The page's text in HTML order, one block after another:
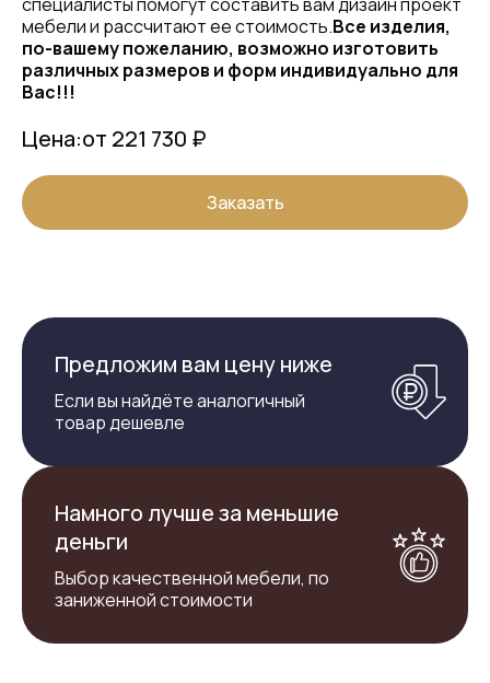
специалисты помогут составить вам дизайн проект
мебели и рассчитают ее стоимость.Все изделия,
по-вашему пожеланию, возможно изготовить
различных размеров и форм индивидуально для
Вас!!!
Цена:от 221 730 ₽
Заказать
Предложим вам цену ниже
Если вы найдёте аналогичный
товар дешевле
Намного лучше за меньшие
деньги
Выбор качественной мебели, по
заниженной стоимости